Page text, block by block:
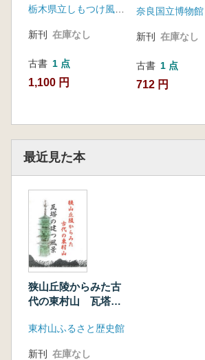
新刊 在庫なし
古書 1 点
1,100 円
奈良国立博物館
新刊 在庫なし
古書 1 点
712 円
最近見た本
狭山丘陵からみた古
代の東村山 瓦塔の
東村山ふるさと歴史館
新刊 在庫なし